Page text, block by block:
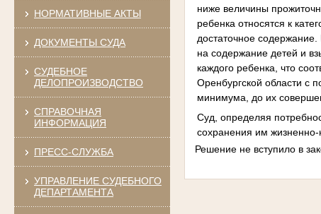
НОРМАТИВНЫЕ АКТЫ
ДОКУМЕНТЫ СУДА
СУДЕБНОЕ
ДЕЛОПРОИЗВОДСТВО
СПРАВОЧНАЯ
ИНФОРМАЦИЯ
ПРЕСС-СЛУЖБА
УПРАВЛЕНИЕ СУДЕБНОГО
ДЕПАРТАМЕНТА
ниже величины
ребенка относятся к
достаточное
на содержание детей и
каждого ребенка, что
Оренбургской области с
минимума, до их
Суд, определяя
сохранения им жизненно-
Решение не вступило в